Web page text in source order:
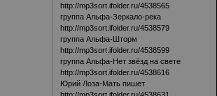
http://mp3sort.ifolder.ru/4538565
группа Альфа-Зеркало-река
http://mp3sort.ifolder.ru/4538579
группа Альфа-Шторм
http://mp3sort.ifolder.ru/4538599
группа Альфа-Нет звёзд на свете
http://mp3sort.ifolder.ru/4538616
Юрий Лоза-Мать пишет